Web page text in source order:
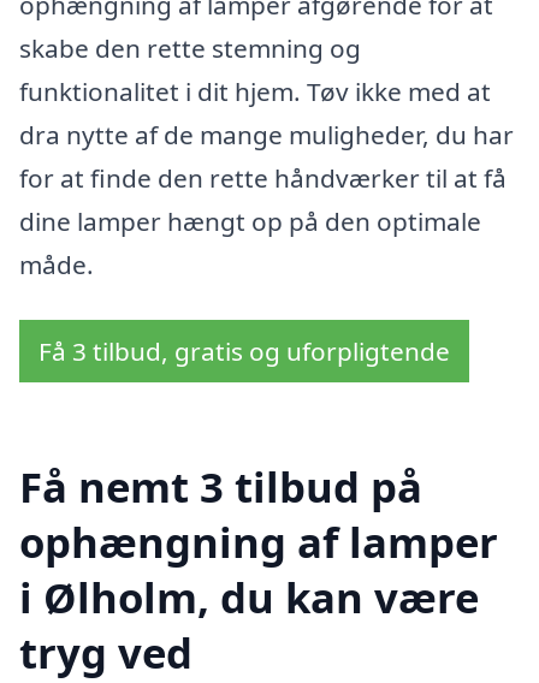
skabe den rette stemning og
funktionalitet i dit hjem. Tøv ikke med at
dra nytte af de mange muligheder, du har
for at finde den rette håndværker til at få
dine lamper hængt op på den optimale
måde.
Få 3 tilbud, gratis og uforpligtende
Få nemt 3 tilbud på
ophængning af lamper
i Ølholm, du kan være
tryg ved